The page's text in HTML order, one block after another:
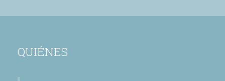
QUIÉNES